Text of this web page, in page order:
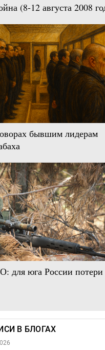
(8-12 августа 2008
бывшим лидерам
для юга России потери
В БЛОГАХ